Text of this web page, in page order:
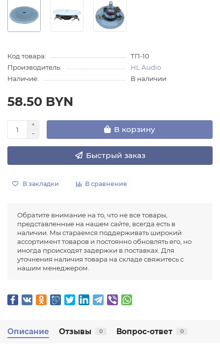
Код товара:
ТП-10
Производитель:
HL Audio
Наличие:
В наличии
58.50 BYN
В корзину
Быстрый заказ
В закладки В сравнение
Обратите внимание на то, что не все товары,
представленные на нашем сайте, всегда есть в
наличии. Мы стараемся поддерживать широкий
ассортимент товаров и постоянно обновлять его, но
иногда происходят задержки в поставках. Для
уточнения наличия товара на складе свяжитесь с
нашим менеджером.
Описание Отзывы 0 Вопрос-ответ 0